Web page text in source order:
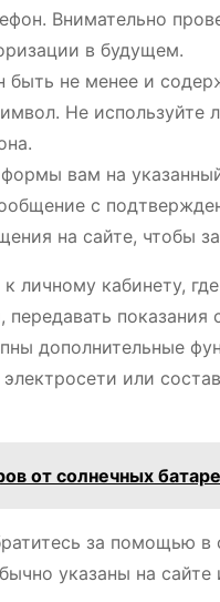
Внимательно
в будущем.
быть не менее и
Не используйте
вам на
с
на сайте, чтобы
личному кабинету,
показания
дополнительные
или
от солнечных
за помощью
указаны на сайте